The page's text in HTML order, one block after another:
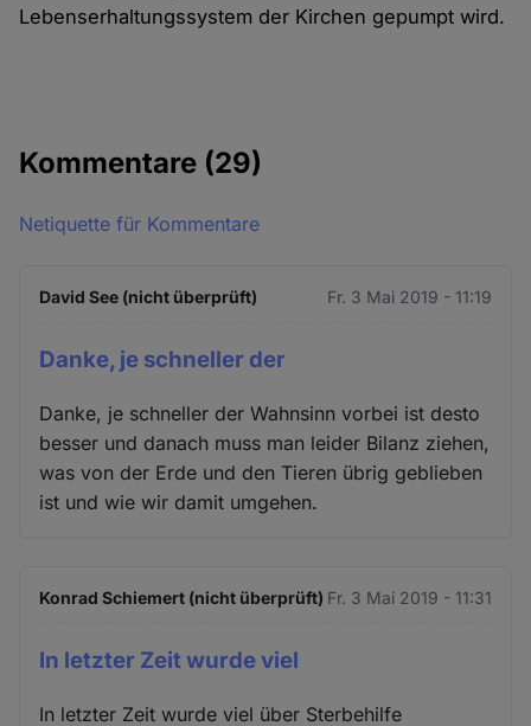
Lebenserhaltungssystem der Kirchen gepumpt wird.
Kommentare (29)
Netiquette für Kommentare
David See (nicht überprüft) Fr. 3 Mai 2019 - 11:19
Danke, je schneller der
Danke, je schneller der Wahnsinn vorbei ist desto
besser und danach muss man leider Bilanz ziehen,
was von der Erde und den Tieren übrig geblieben
ist und wie wir damit umgehen.
Konrad Schiemert (nicht überprüft) Fr. 3 Mai 2019 - 11:31
In letzter Zeit wurde viel
In letzter Zeit wurde viel über Sterbehilfe